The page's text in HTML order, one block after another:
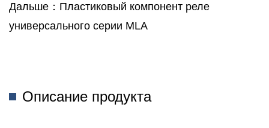
Возможности Управления И Переключения, Способствуя
Повышению Безопасности И Производительности
Электростанциях И Подстанциях Релейные Компоненты
Серии G70 Помогают Контролировать И Контролировать
Дальше：Пластиковый компонент реле
универсального серии MLA
Описание продукта